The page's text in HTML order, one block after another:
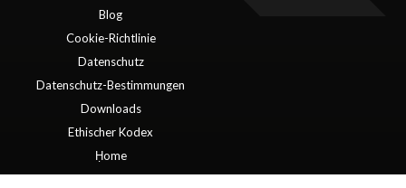
Blog
Cookie-Richtlinie
Datenschutz
Datenschutz-Bestimmungen
Downloads
Ethischer Kodex
Ḥome
Kollektion